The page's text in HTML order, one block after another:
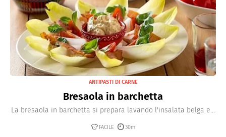
ANTIPASTI DI CARNE
Bresaola in barchetta
La bresaola in barchetta si prepara lavando l'insalata belga e...
FACILE 30m